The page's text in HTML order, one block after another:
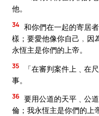
他。
34 和你們在一起的寄居
樣；要愛他像你自己﹐因
永恆主是你們的上帝。
35
「在審判案件上﹑在
事。
36 要用公道的天平﹑公
倫；我永恆主是你們的上